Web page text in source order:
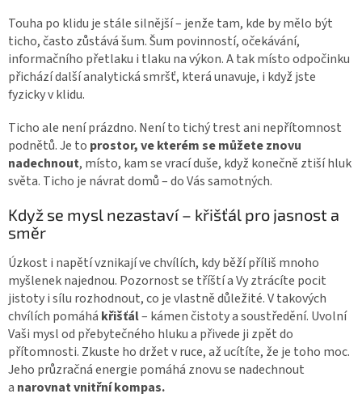
Touha po klidu je stále silnější – jenže tam, kde by mělo být
ticho, často zůstává šum. Šum povinností, očekávání,
informačního přetlaku i tlaku na výkon. A tak místo odpočinku
přichází další analytická smršť, která unavuje, i když jste
fyzicky v klidu.
Ticho ale není prázdno. Není to tichý trest ani nepřítomnost
podnětů. Je to prostor, ve kterém se můžete znovu
nadechnout, místo, kam se vrací duše, když konečně ztiší hluk
světa. Ticho je návrat domů – do Vás samotných.
Když se mysl nezastaví – křišťál pro jasnost a
směr
Úzkost i napětí vznikají ve chvílích, kdy běží příliš mnoho
myšlenek najednou. Pozornost se tříští a Vy ztrácíte pocit
jistoty i sílu rozhodnout, co je vlastně důležité. V takových
chvílích pomáhá křišťál– kámen čistoty a soustředění. Uvolní
Vaši mysl od přebytečného hluku a přivede ji zpět do
přítomnosti. Zkuste ho držet v ruce, až ucítíte, že je toho moc.
Jeho průzračná energie pomáhá znovu se nadechnout
a narovnat vnitřní kompas.